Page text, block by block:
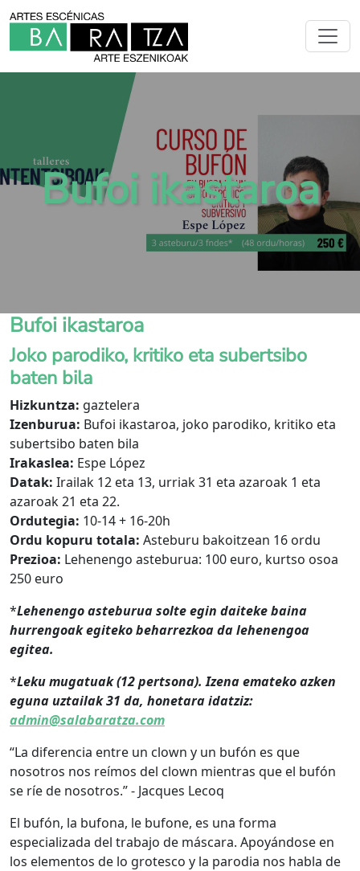
Bufoi ikastaroa
Bufoi ikastaroa
Joko parodiko, kritiko eta subertsibo
baten bila
Hizkuntza: gaztelera
Izenburua: Bufoi ikastaroa, joko parodiko, kritiko eta
subertsibo baten bila
Irakaslea: Espe López
Datak: Irailak 12 eta 13, urriak 31 eta azaroak 1 eta
azaroak 21 eta 22.
Ordutegia: 10-14 + 16-20h
Ordu kopuru totala: Asteburu bakoitzean 16 ordu
Prezioa: Lehenengo asteburua: 100 euro, kurtso osoa
250 euro
*Lehenengo asteburua solte egin daiteke baina
hurrengoak egiteko beharrezkoa da lehenengoa
egitea.
*Leku mugatuak (12 pertsona). Izena emateko azken
eguna uztailak 31 da, honetara idatziz:
admin@salabaratza.com
“La diferencia entre un clown y un bufón es que
nosotros nos reímos del clown mientras que el bufón
se ríe de nosotros.” - Jacques Lecoq
El bufón, la bufona, le bufone, es una forma
especializada del trabajo de máscara. Apoyándose en
los elementos de lo grotesco y la parodia nos habla de